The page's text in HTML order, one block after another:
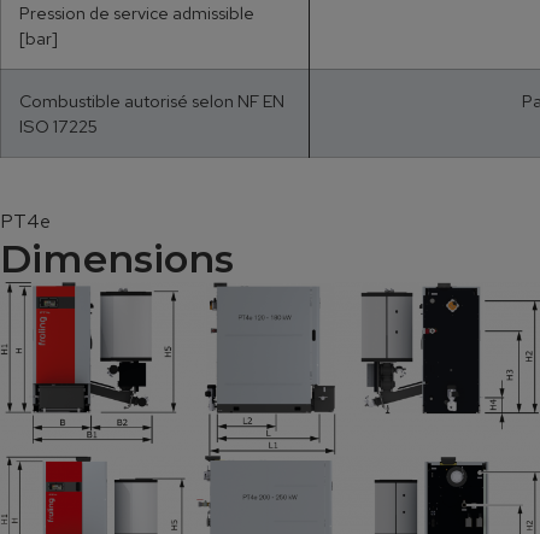
Pression de service admissible
[bar]
Combustible autorisé selon NF EN
ISO 17225
PT4e
Dimensions